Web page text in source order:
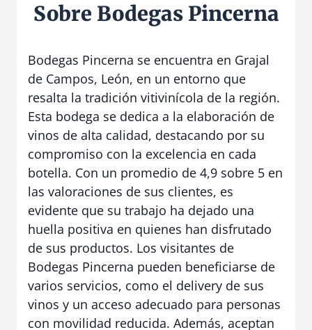
Sobre Bodegas Pincerna
Bodegas Pincerna se encuentra en Grajal
de Campos, León, en un entorno que
resalta la tradición vitivinícola de la región.
Esta bodega se dedica a la elaboración de
vinos de alta calidad, destacando por su
compromiso con la excelencia en cada
botella. Con un promedio de 4,9 sobre 5 en
las valoraciones de sus clientes, es
evidente que su trabajo ha dejado una
huella positiva en quienes han disfrutado
de sus productos. Los visitantes de
Bodegas Pincerna pueden beneficiarse de
varios servicios, como el delivery de sus
vinos y un acceso adecuado para personas
con movilidad reducida. Además, aceptan